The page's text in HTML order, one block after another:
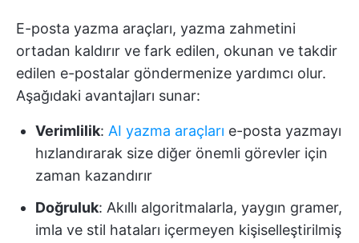
E-posta yazma araçları, yazma zahmetini
ortadan kaldırır ve fark edilen, okunan ve takdir
edilen e-postalar göndermenize yardımcı olur.
Aşağıdaki avantajları sunar:
Verimlilik: AI yazma araçları e-posta yazmayı
hızlandırarak size diğer önemli görevler için
zaman kazandırır
Doğruluk: Akıllı algoritmalarla, yaygın gramer,
imla ve stil hataları içermeyen kişiselleştirilmiş